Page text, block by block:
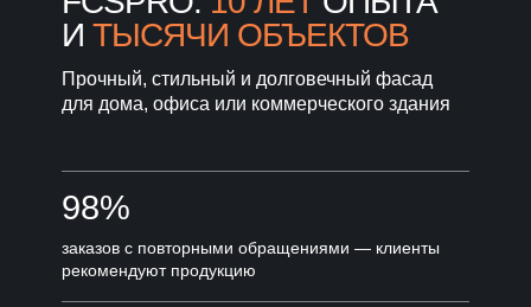
И ТЫСЯЧИ ОБЪЕКТОВ
Прочный, стильный и долговечный фасад
для дома, офиса или коммерческого здания
98%
заказов с повторными обращениями — клиенты
рекомендуют продукцию